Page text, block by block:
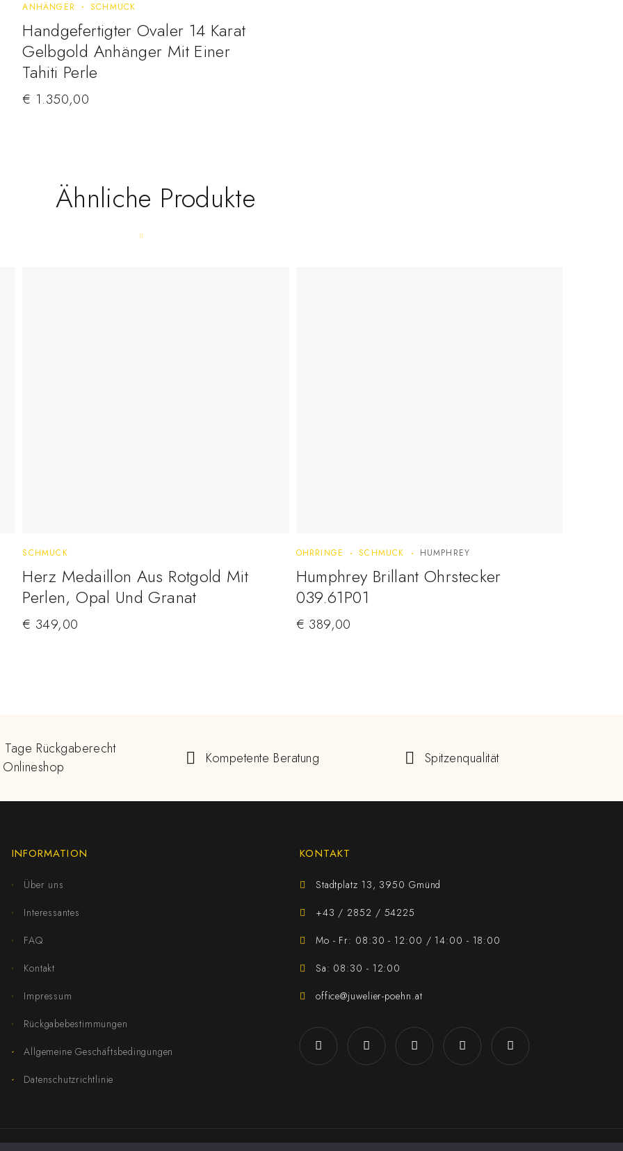
ANHÄNGER SCHMUCK
Handgefertigter Ovaler 14 Karat
Gelbgold Anhänger Mit Einer
Tahiti Perle
€ 1.350,00
Ähnliche Produkte
SCHMUCK
Herz Medaillon Aus Rotgold Mit
Perlen, Opal Und Granat
€ 349,00
OHRRINGE SCHMUCK HUMPHREY
Humphrey Brillant Ohrstecker
039.61P01
€ 389,00
Tage Rückgaberecht
Kompetente Beratung Spitzenqualität
INFORMATION
Über uns
Interessantes
FAQ
Kontakt
Impressum
Rückgabebestimmungen
Allgemeine Geschäftsbedingungen
Datenschutzrichtlinie
KONTAKT
Stadtplatz 13, 3950 Gmünd
+43 / 2852 / 54225
Mo - Fr: 08:30 - 12:00 / 14:00 - 18:00
Sa: 08:30 - 12:00
office@juwelier-poehn.at